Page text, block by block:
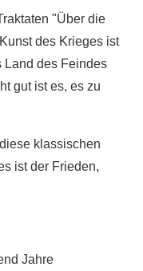
"Über die
des Krieges ist
Land des Feindes
gut ist es, es zu
klassischen
ist der Frieden,
Jahre